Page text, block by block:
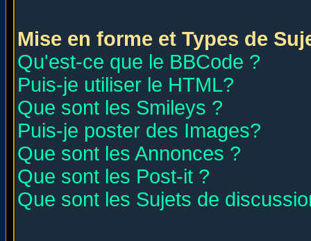
Mise en forme et Types de
Qu'est-ce que le BBCode ?
Puis-je utiliser le HTML?
Que sont les Smileys ?
Puis-je poster des Images?
Que sont les Annonces ?
Que sont les Post-it ?
Que sont les Sujets de